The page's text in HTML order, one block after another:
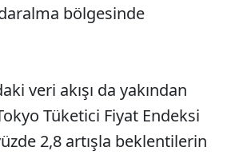
bölgesinde
veri akışı da yakından
Tüketici Fiyat Endeksi
2,8 artışla beklentilerin